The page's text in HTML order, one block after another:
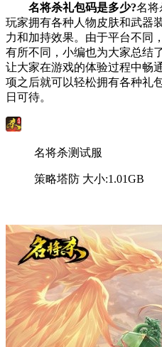
名将杀礼包码是多少?名将
玩家拥有各种人物皮肤和武器
力和加持效果。由于平台不同
有所不同，小编也为大家总结
让大家在游戏的体验过程中畅
项之后就可以轻松拥有各种礼
日可待。
名将杀测试服
策略塔防 大小:1.01GB